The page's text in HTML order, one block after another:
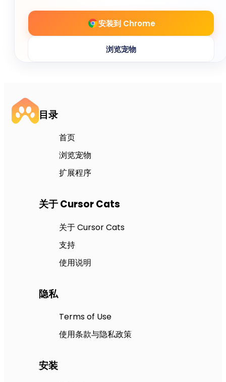
安装到 Chrome
浏览宠物
目录
首页
浏览宠物
扩展程序
关于 Cursor Cats
关于 Cursor Cats
支持
使用说明
隐私
Terms of Use
使用条款与隐私政策
安装